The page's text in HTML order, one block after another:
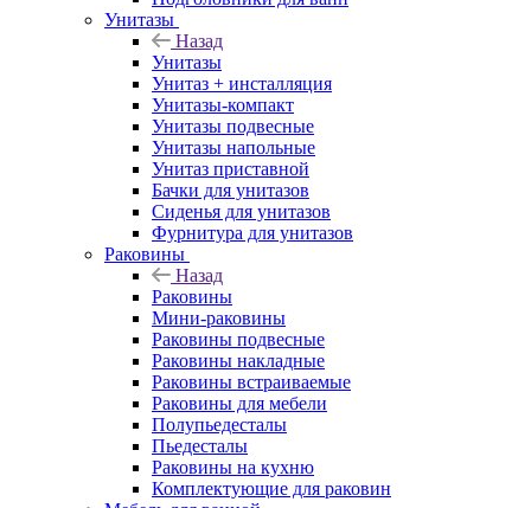
Унитазы
Назад
Унитазы
Унитаз + инсталляция
Унитазы-компакт
Унитазы подвесные
Унитазы напольные
Унитаз приставной
Бачки для унитазов
Сиденья для унитазов
Фурнитура для унитазов
Раковины
Назад
Раковины
Мини-раковины
Раковины подвесные
Раковины накладные
Раковины встраиваемые
Раковины для мебели
Полупьедесталы
Пьедесталы
Раковины на кухню
Комплектующие для раковин